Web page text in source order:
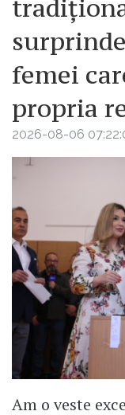
femei
propria
2026-08-06
Am o veste